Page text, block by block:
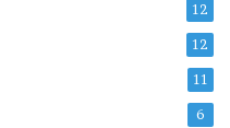
12
12
11
6